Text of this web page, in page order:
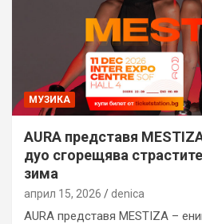
МУЗИКА
AURA представя
дуо сгорещява
зима
април 15, 2026 denica
AURA представя MESTIZA –